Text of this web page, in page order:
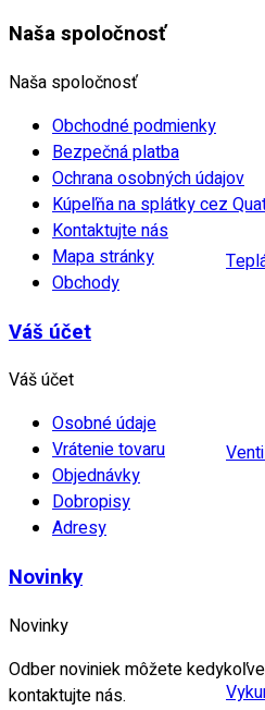
Naša spoločnosť
Naša spoločnosť
Obchodné podmienky
Bezpečná platba
Ochrana osobných údajov
Kúpeľňa na splátky cez
Kontaktujte nás
Mapa stránky
Obchody
Váš účet
Váš účet
Osobné údaje
Vrátenie tovaru
Objednávky
Dobropisy
Adresy
Novinky
Novinky
Odber noviniek môžete
kontaktujte nás.